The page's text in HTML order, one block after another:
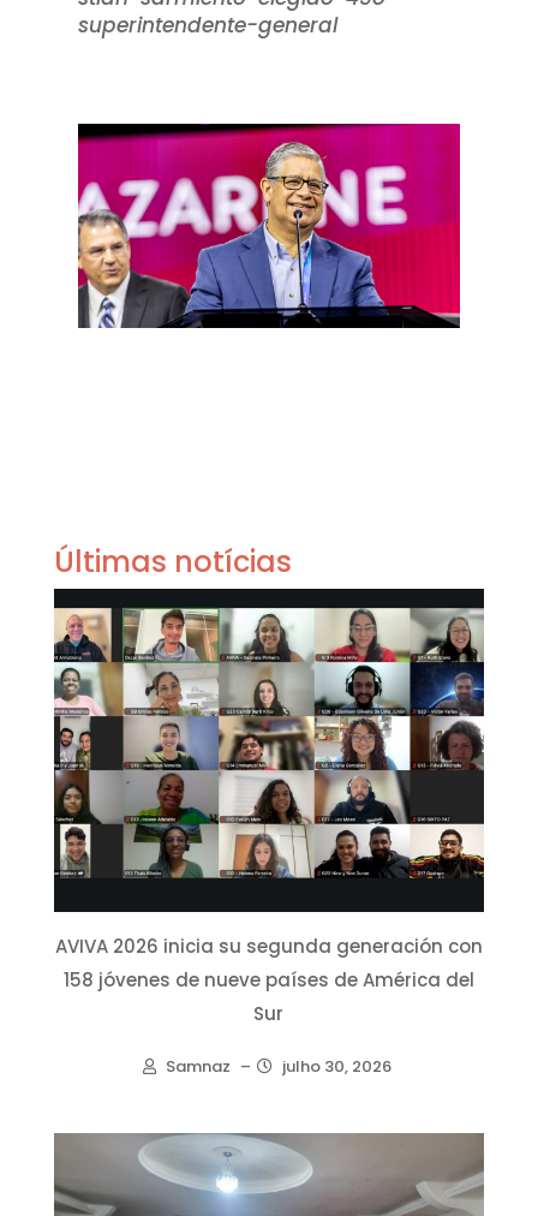
superintendente-general
Últimas notícias
AVIVA 2026 inicia su segunda generación con
158 jóvenes de nueve países de América del
Sur
Samnaz – julho 30, 2026